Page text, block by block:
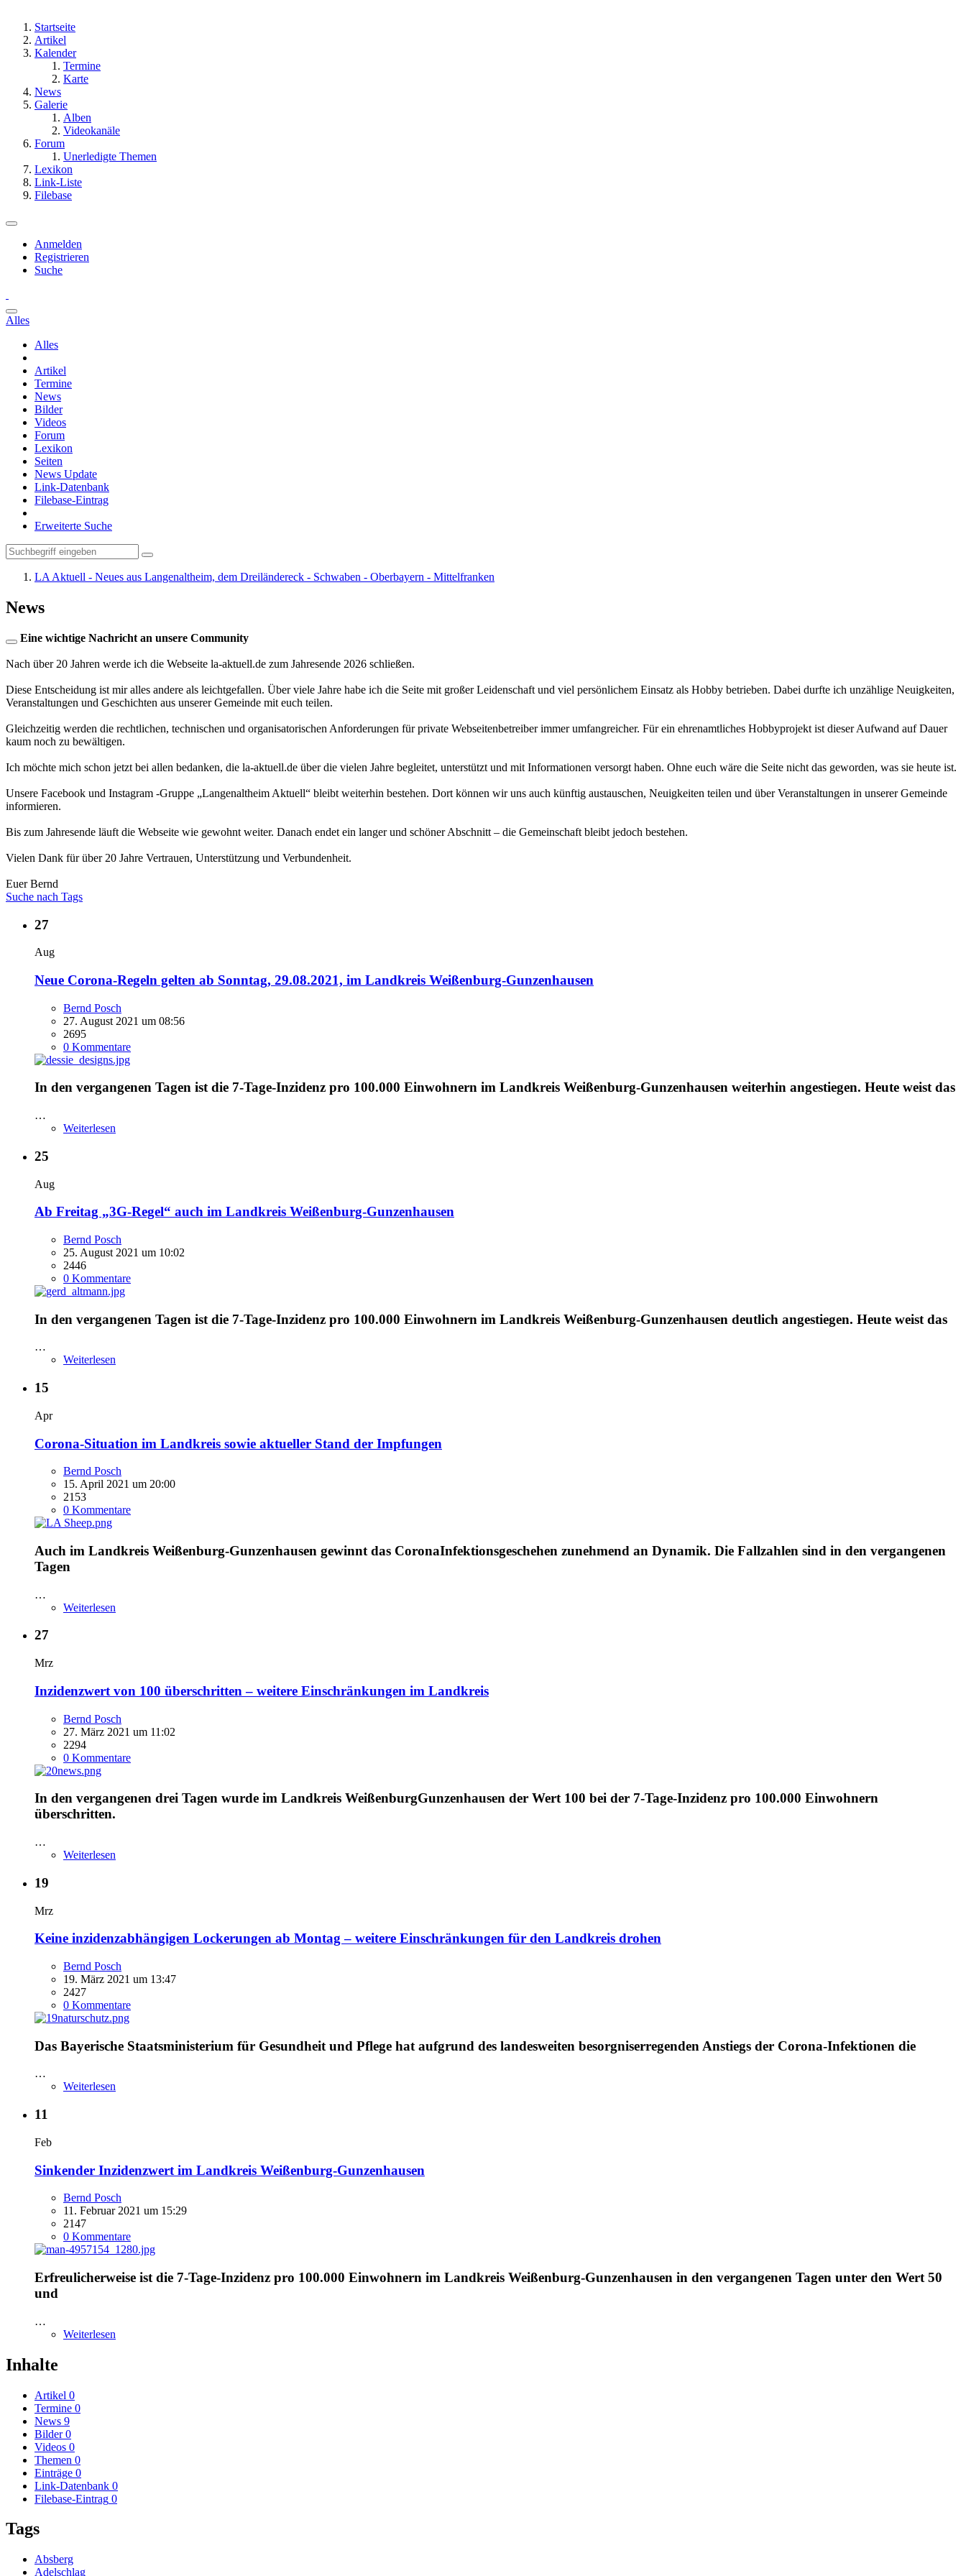
Startseite
Artikel
Kalender
Termine
Karte
News
Galerie
Alben
Videokanäle
Forum
Unerledigte Themen
Lexikon
Link-Liste
Filebase
Anmelden
Registrieren
Suche
Alles
Alles
Artikel
Termine
News
Bilder
Videos
Forum
Lexikon
Seiten
News Update
Link-Datenbank
Filebase-Eintrag
Erweiterte Suche
LA Aktuell - Neues aus Langenaltheim, dem Dreiländereck - Schwaben - Oberbayern - Mittelfranken
News
Eine wichtige Nachricht an unsere Community
Nach über 20 Jahren werde ich die Webseite la-aktuell.de zum Jahresende 2026 schließen.
Diese Entscheidung ist mir alles andere als leichtgefallen. Über viele Jahre habe ich die Seite mit großer Leidenschaft und viel persönlichem Einsatz als Hobby betrieben. Dabei durfte ich unzählige Neuigkeiten,
Veranstaltungen und Geschichten aus unserer Gemeinde mit euch teilen.
Gleichzeitig werden die rechtlichen, technischen und organisatorischen Anforderungen für private Webseitenbetreiber immer umfangreicher. Für ein ehrenamtliches Hobbyprojekt ist dieser Aufwand auf Dauer
kaum noch zu bewältigen.
Ich möchte mich schon jetzt bei allen bedanken, die la-aktuell.de über die vielen Jahre begleitet, unterstützt und mit Informationen versorgt haben. Ohne euch wäre die Seite nicht das geworden, was sie heute ist.
Unsere Facebook und Instagram -Gruppe „Langenaltheim Aktuell“ bleibt weiterhin bestehen. Dort können wir uns auch künftig austauschen, Neuigkeiten teilen und über Veranstaltungen in unserer Gemeinde
informieren.
Bis zum Jahresende läuft die Webseite wie gewohnt weiter. Danach endet ein langer und schöner Abschnitt – die Gemeinschaft bleibt jedoch bestehen.
Vielen Dank für über 20 Jahre Vertrauen, Unterstützung und Verbundenheit.
Euer Bernd
Suche nach Tags
27
Aug
Neue Corona-Regeln gelten ab Sonntag, 29.08.2021, im Landkreis Weißenburg-Gunzenhausen
Bernd Posch
27. August 2021 um 08:56
2695
0 Kommentare
In den vergangenen Tagen ist die 7-Tage-Inzidenz pro 100.000 Einwohnern im Landkreis Weißenburg-Gunzenhausen weiterhin angestiegen. Heute weist das
…
Weiterlesen
25
Aug
Ab Freitag „3G-Regel“ auch im Landkreis Weißenburg-Gunzenhausen
Bernd Posch
25. August 2021 um 10:02
2446
0 Kommentare
In den vergangenen Tagen ist die 7-Tage-Inzidenz pro 100.000 Einwohnern im Landkreis Weißenburg-Gunzenhausen deutlich angestiegen. Heute weist das
…
Weiterlesen
15
Apr
Corona-Situation im Landkreis sowie aktueller Stand der Impfungen
Bernd Posch
15. April 2021 um 20:00
2153
0 Kommentare
Auch im Landkreis Weißenburg-Gunzenhausen gewinnt das CoronaInfektionsgeschehen zunehmend an Dynamik. Die Fallzahlen sind in den vergangenen
Tagen
…
Weiterlesen
27
Mrz
Inzidenzwert von 100 überschritten – weitere Einschränkungen im Landkreis
Bernd Posch
27. März 2021 um 11:02
2294
0 Kommentare
In den vergangenen drei Tagen wurde im Landkreis WeißenburgGunzenhausen der Wert 100 bei der 7-Tage-Inzidenz pro 100.000 Einwohnern
überschritten.
…
Weiterlesen
19
Mrz
Keine inzidenzabhängigen Lockerungen ab Montag – weitere Einschränkungen für den Landkreis drohen
Bernd Posch
19. März 2021 um 13:47
2427
0 Kommentare
Das Bayerische Staatsministerium für Gesundheit und Pflege hat aufgrund des landesweiten besorgniserregenden Anstiegs der Corona-Infektionen die
…
Weiterlesen
11
Feb
Sinkender Inzidenzwert im Landkreis Weißenburg-Gunzenhausen
Bernd Posch
11. Februar 2021 um 15:29
2147
0 Kommentare
Erfreulicherweise ist die 7-Tage-Inzidenz pro 100.000 Einwohnern im Landkreis Weißenburg-Gunzenhausen in den vergangenen Tagen unter den Wert 50
und
…
Weiterlesen
Inhalte
Artikel 0
Termine 0
News 9
Bilder 0
Videos 0
Themen 0
Einträge 0
Link-Datenbank 0
Filebase-Eintrag 0
Tags
Absberg
Adelschlag